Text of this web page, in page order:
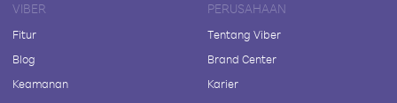
VIBER
Fitur
Blog
Keamanan
PERUSAHAAN
Tentang Viber
Brand Center
Karier